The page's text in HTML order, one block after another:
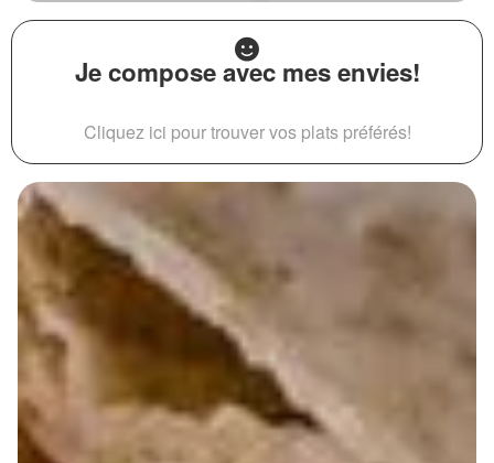
Je compose avec mes envies!
Cliquez ici pour trouver vos plats préférés!